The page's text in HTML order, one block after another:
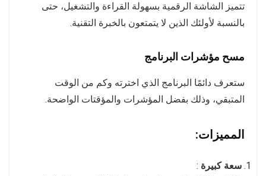
تتميز الشاشة الرقمية بسهولة القراءة والتشغيل، حتى
بالنسبة لأولئك الذين لا يتمتعون بالخبرة التقنية.
مسح مؤشرات البرنامج
ستعرف دائمًا البرنامج الذي اخترته وكم من الوقت
المتبقي، وذلك بفضل المؤشرات والمؤقتات الواضحة.
المميزات:
سعة كبيرة :